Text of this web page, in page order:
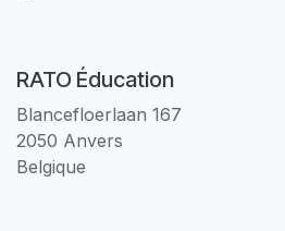
RATO Éducation
Blancefloerlaan 167
2050 Anvers
Belgique